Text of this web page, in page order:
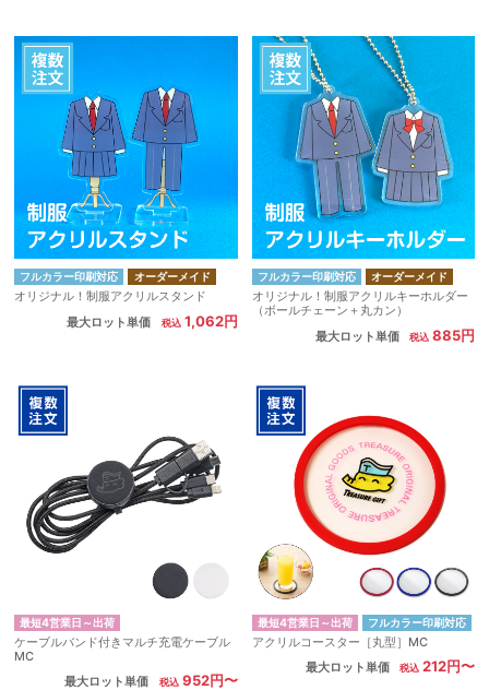
フルカラー印刷対応 オーダーメイド
オリジナル！制服アクリルスタンド
最大ロット単価
1,062円
フルカラー印刷対応 オーダーメイド
オリジナル！制服アクリルキーホルダー
（ボールチェーン＋丸カン）
最大ロット単価
885円
最短4営業日～出荷
ケーブルバンド付きマルチ充電ケーブル
MC
最大ロット単価
952円〜
最短4営業日～出荷 フルカラー印刷対応
アクリルコースター［丸型］MC
最大ロット単価
212円〜